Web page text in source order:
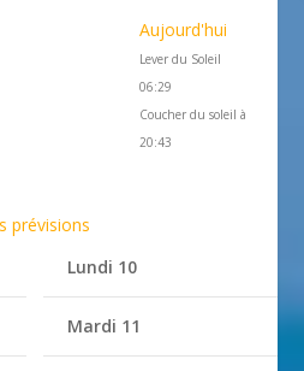
Aujourd'hui
Lever du Soleil
06:29
Coucher du soleil à
20:43
prévisions
Lundi 10
Mardi 11